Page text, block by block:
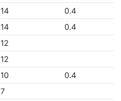
14
0.4
14
0.4
12
12
10
0.4
7